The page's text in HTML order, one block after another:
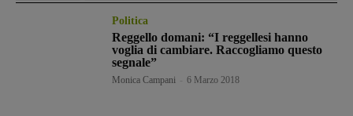
Politica
Reggello domani: “I reggellesi hanno
voglia di cambiare. Raccogliamo questo
segnale”
Monica Campani 6 Marzo 2018